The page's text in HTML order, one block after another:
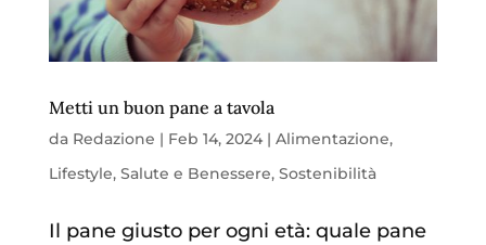
Metti un buon pane a tavola
da Redazione | Feb 14, 2024| Alimentazione,
Lifestyle, Salute e Benessere, Sostenibilità
Il pane giusto per ogni età: quale pane